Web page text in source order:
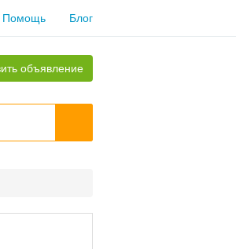
Помощь Блог
объявление